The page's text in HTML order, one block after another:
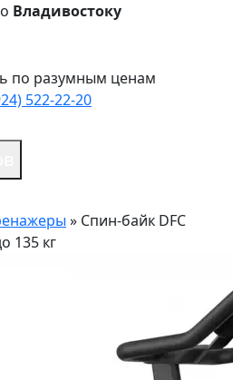
Владивостоку
по разумным ценам
522-22-20
» Спин-байк DFC
135 кг